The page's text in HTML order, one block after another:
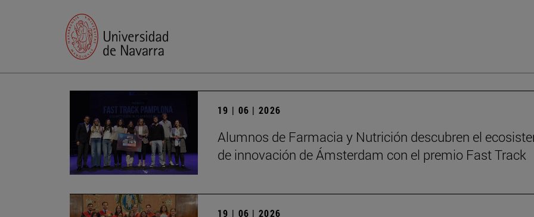
19 | 06 | 2026
Alumnos de Farmacia y Nutrición descubren el
de innovación de Ámsterdam con el premio Fast Track
19 | 06 | 2026